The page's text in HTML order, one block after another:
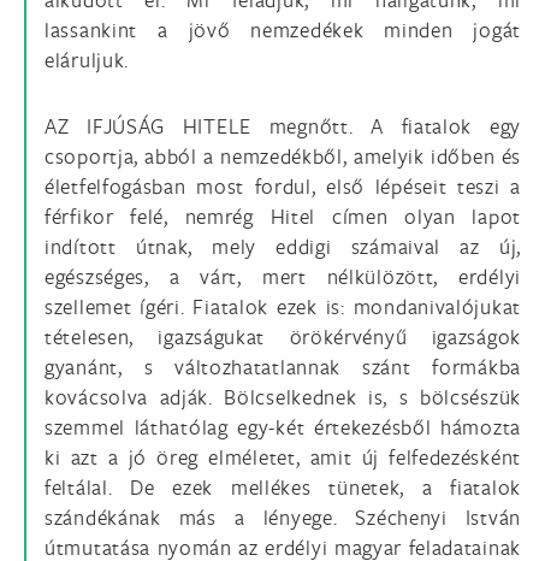
lassankint a jövő nemzedékek minden jogát
eláruljuk.
AZ IFJÚSÁG HITELE megnőtt. A fiatalok egy
csoportja, abból a nemzedékből, amelyik időben és
életfelfogásban most fordul, első lépéseit teszi a
férfikor felé, nemrég Hitel címen olyan lapot
indított útnak, mely eddigi számaival az új,
egészséges, a várt, mert nélkülözött, erdélyi
szellemet ígéri. Fiatalok ezek is: mondanivalójukat
tételesen, igazságukat örökérvényű igazságok
gyanánt, s változhatatlannak szánt formákba
kovácsolva adják. Bölcselkednek is, s bölcsészük
szemmel láthatólag egy-két értekezésből hámozta
ki azt a jó öreg elméletet, amit új felfedezésként
feltálal. De ezek mellékes tünetek, a fiatalok
szándékának más a lényege. Széchenyi István
útmutatása nyomán az erdélyi magyar feladatainak